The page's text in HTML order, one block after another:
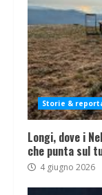
Storie &
Longi, dove i
che punta sul
4 giugno 2026